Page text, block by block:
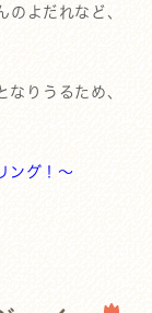
のよだれなど、
なりうるため、
ング！～